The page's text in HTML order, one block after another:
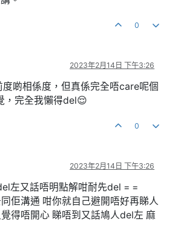
0
2023年2月14日 下午3:26
啲相係度，但真係完全唔care呢個
，完全我懶得del😌
0
2023年2月14日 下午3:26
左又話唔明點解咁耐先del = =
佢溝通 咁你就自己避開唔好再睇人
得唔開心 睇唔到又話鳩人del左 麻